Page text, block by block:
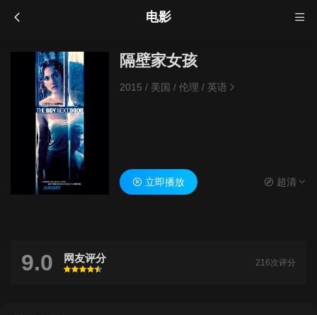
电影
隔壁家女孩
2015 / 美国 / 伦理/ 英语
立即播放 超清
9.0 网友评分
很差
较差还行推荐力荐
216次评分